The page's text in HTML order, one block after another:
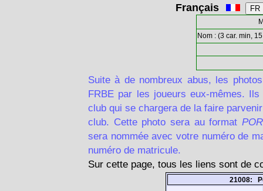
Français
Nom : (3 car. min,
Suite à de nombreux abus, les
FRBE par les joueurs eux-mêmes.
club qui se chargera de la faire
club. Cette photo sera au format
sera nommée avec votre numéro de
numéro de matricule.
Sur cette page, tous les liens sont de
21008: